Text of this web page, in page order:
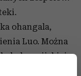
ohangala,
Luo. Można
do kongijskiej
lub